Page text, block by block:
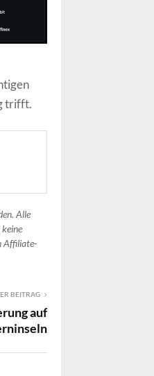
trifft.
Alle
Affiliate-
BEITRAG
auf